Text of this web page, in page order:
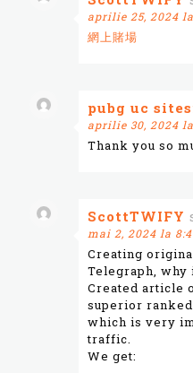
aprilie 25, 2024
網上賭場
pubg uc
aprilie 30, 2024 la
Thank you so
ScottTWIFY
mai 2, 2024 la
Creating
Telegraph, why
Created article
superior
which is very
traffic.
We get: